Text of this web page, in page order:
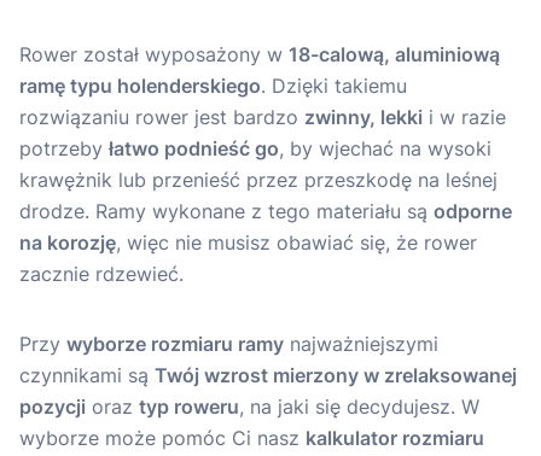
Rower został wyposażony w 18-calową, aluminiową
ramę typu holenderskiego. Dzięki takiemu
rozwiązaniu rower jest bardzo zwinny, lekki i w razie
potrzeby łatwo podnieść go, by wjechać na wysoki
krawężnik lub przenieść przez przeszkodę na leśnej
drodze. Ramy wykonane z tego materiału są odporne
na korozję, więc nie musisz obawiać się, że rower
zacznie rdzewieć.
Przy wyborze rozmiaru ramy najważniejszymi
czynnikami są Twój wzrost mierzony w zrelaksowanej
pozycji oraz typ roweru, na jaki się decydujesz. W
wyborze może pomóc Ci nasz kalkulator rozmiaru